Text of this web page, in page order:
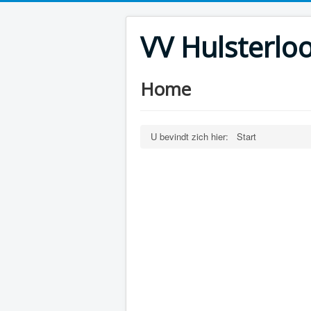
VV
Home
U bevindt zich hier: Start